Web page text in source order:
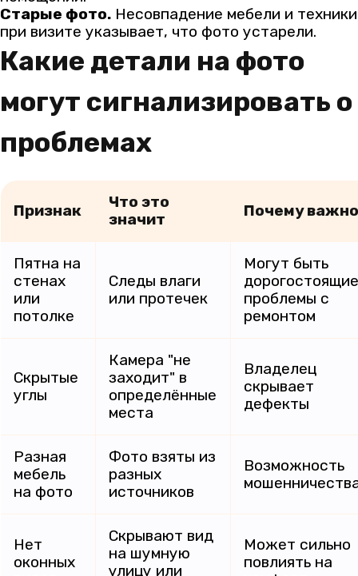
Старые фото. Несовпадение мебели и техники
при визите указывает, что фото устарели.
Какие детали на фото
могут сигнализировать о
проблемах
Признак
Что это
значит
Почему
Пятна на
стенах
или
потолке
Следы влаги
или протечек
Могут быть
проблемы с
ремонтом
Скрытые
углы
Камера "не
заходит" в
определённые
места
Владелец
скрывает
дефекты
Разная
мебель
на фото
Фото взяты из
разных
источников
Возможность
Нет
оконных
Скрывают вид
на шумную
улицу или
Может сильно
повлиять на